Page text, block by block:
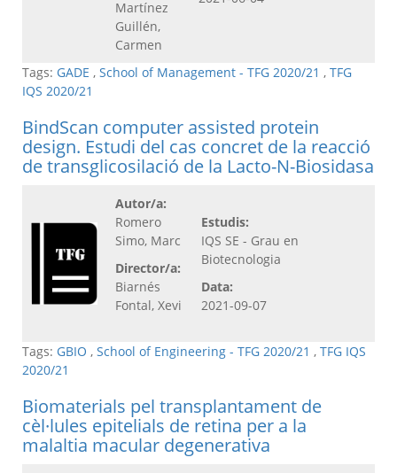
Martínez
Guillén,
Carmen
Tags: GADE , School of Management - TFG 2020/21 , TFG
IQS 2020/21
BindScan computer assisted protein
design. Estudi del cas concret de la reacció
de transglicosilació de la Lacto-N-Biosidasa
Autor/a:
Romero
Simo, Marc
Director/a:
Biarnés
Fontal, Xevi
Estudis:
IQS SE - Grau en
Biotecnologia
Data:
2021-09-07
Tags: GBIO , School of Engineering - TFG 2020/21 , TFG IQS
2020/21
Biomaterials pel transplantament de
cèl·lules epitelials de retina per a la
malaltia macular degenerativa